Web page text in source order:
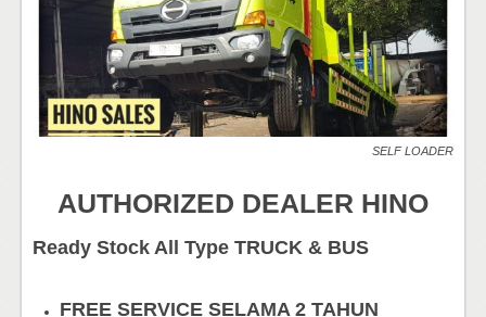
SELF LOADER
AUTHORIZED DEALER HINO
Ready Stock All Type TRUCK & BUS
FREE SERVICE SELAMA 2 TAHUN